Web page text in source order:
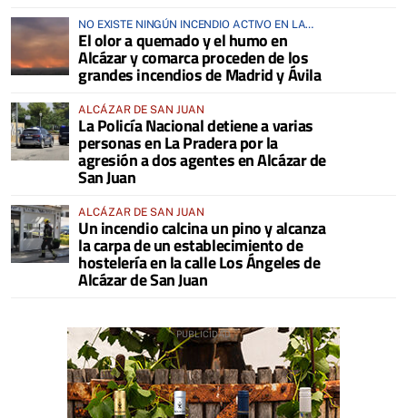
NO EXISTE NINGÚN INCENDIO ACTIVO EN LA
COMARCA
El olor a quemado y el humo en
Alcázar y comarca proceden de los
grandes incendios de Madrid y Ávila
ALCÁZAR DE SAN JUAN
La Policía Nacional detiene a varias
personas en La Pradera por la
agresión a dos agentes en Alcázar de
San Juan
ALCÁZAR DE SAN JUAN
Un incendio calcina un pino y alcanza
la carpa de un establecimiento de
hostelería en la calle Los Ángeles de
Alcázar de San Juan